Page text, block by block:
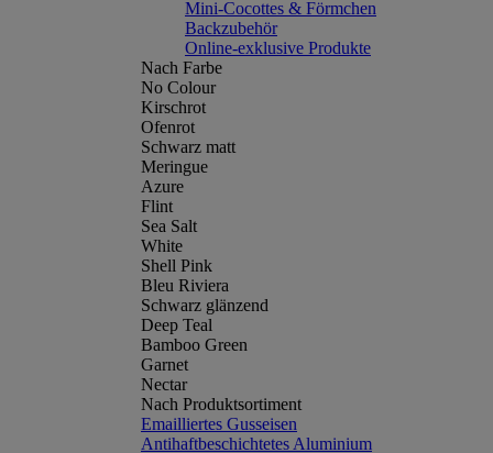
Mini-Cocottes & Förmchen
Backzubehör
Online-exklusive Produkte
Nach Farbe
No Colour
Kirschrot
Ofenrot
Schwarz matt
Meringue
Azure
Flint
Sea Salt
White
Shell Pink
Bleu Riviera
Schwarz glänzend
Deep Teal
Bamboo Green
Garnet
Nectar
Nach Produktsortiment
Emailliertes Gusseisen
Antihaftbeschichtetes Aluminium